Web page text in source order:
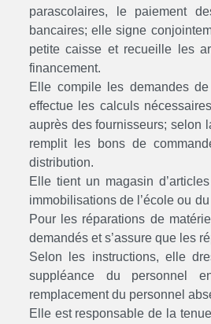
parascolaires, le paiement
bancaires; elle signe
petite caisse et recueille les
financement.
Elle compile les demandes
effectue les calculs
auprès des fournisseurs; selon
remplit les bons de
distribution.
Elle tient un magasin
immobilisations de l’école ou
Pour les réparations de
demandés et s’assure que les
Selon les instructions, elle
suppléance du personnel
remplacement du personnel
Elle est responsable de la